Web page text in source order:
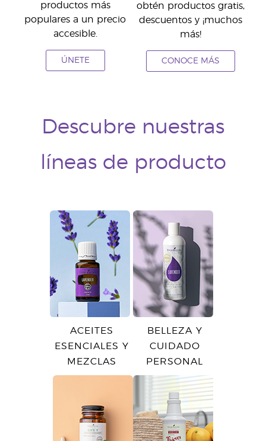
productos más
populares a un precio
accesible.
ÚNETE
obtén productos gratis,
descuentos y ¡muchos
más!
CONOCE MÁS
Descubre nuestras
líneas de producto
ACEITES
ESENCIALES Y
MEZCLAS
BELLEZA Y
CUIDADO
PERSONAL